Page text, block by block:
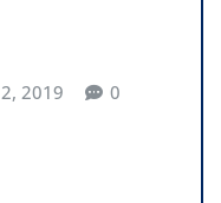
2019 0